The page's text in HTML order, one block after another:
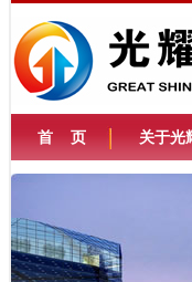
首 页 关于光